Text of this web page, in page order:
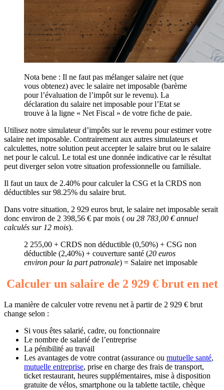
Nota bene : Il ne faut pas mélanger salaire net (que
vous obtenez) avec le salaire net imposable (barème
pour l’évaluation de l’impôt sur le revenu). La
déclaration du salaire net imposable pour l’Etat se
trouve à la ligne « Net Fiscal » de votre fiche de paie.
Utilisez notre simulateur d’impôts sur le revenu pour estimer votre
salaire net imposable. Contrairement aux autres simulateurs et
calculettes, notre solution peut accepter le salaire brut ou le salaire
net pour le calcul. Le total est une donnée indicative car le résultat
peut diverger selon votre situation professionnelle ou familiale.
Il faut un taux de 2.40% pour calculer la CSG et la CRDS non
déductibles sur 98.25% du salaire brut.
Dans votre situation, 2 929 euros brut, le salaire net imposable serait
donc environ de 2 398,56 € par mois ( ou 28 783,00 € annuel
calculés sur 12 mois).
2 255,00 + CRDS non déductible (0,50%) + CSG non
déductible (2,40%) + couverture santé (20 euros
environ pour la part patronale) = Salaire net imposable
Calculer un salaire de 2 929 € brut en net
La manière de calculer votre revenu net à partir de 2 929 € brut
change selon :
Si vous êtes salarié, cadre, ou fonctionnaire
Le nombre de salarié de l’entreprise
La pénibilité au travail
Les avantages de votre contrat (assurance ou mutuelle santé,
mutuelle entreprise, prise en charge des frais de transport,
ticket restaurant, heures supplémentaires, mise à disposition
gratuite de vélos, smartphone ou la tablette tactile, chèque